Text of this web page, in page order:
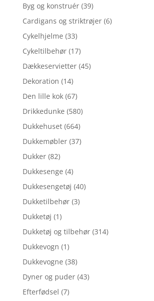
Byg og konstruér (39)
Cardigans og striktrøjer (6)
Cykelhjelme (33)
Cykeltilbehør (17)
Dækkeservietter (45)
Dekoration (14)
Den lille kok (67)
Drikkedunke (580)
Dukkehuset (664)
Dukkemøbler (37)
Dukker (82)
Dukkesenge (4)
Dukkesengetøj (40)
Dukketilbehør (3)
Dukketøj (1)
Dukketøj og tilbehør (314)
Dukkevogn (1)
Dukkevogne (38)
Dyner og puder (43)
Efterfødsel (7)